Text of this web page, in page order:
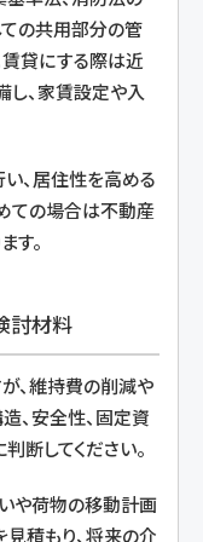
ての共用部分の管
賃貸にする際は近
し、家賃設定や入
、居住性を高める
ての場合は不動産
す。
討材料
、維持費の削減や
、安全性、固定資
断してください。
や荷物の移動計画
積もり、将来の介